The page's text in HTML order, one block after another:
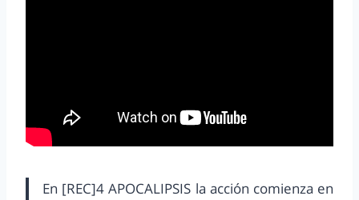
En [REC]4 APOCALIPSIS la acción comienza en